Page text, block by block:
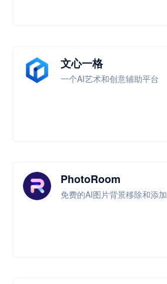
文心一格
一个AI艺术和创意辅助平台
PhotoRoom
免费的AI图片背景移除和添加